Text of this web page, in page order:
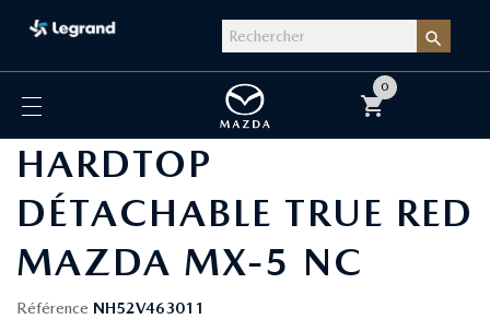

shopping_cart
0
HARDTOP
DÉTACHABLE TRUE RED
MAZDA MX-5 NC
Référence NH52V463011